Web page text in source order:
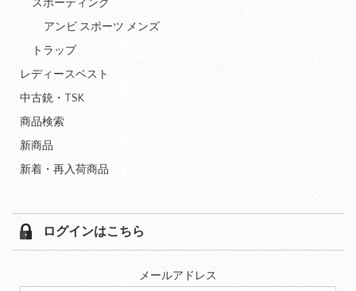
スポーティング
アンビ スポーツ メンズ
トラップ
レディースベスト
中古銃・TSK
商品検索
新商品
新着・再入荷商品
ログインはこちら
メールアドレス